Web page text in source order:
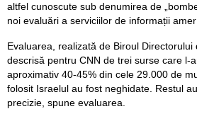
altfel cunoscute sub denumirea de
noi evaluări a serviciilor de informații
Evaluarea, realizată de Biroul
descrisă pentru CNN de trei surse care l-
aproximativ 40-45% din cele 29.000 de
folosit Israelul au fost neghidate. Restul
precizie, spune evaluarea.